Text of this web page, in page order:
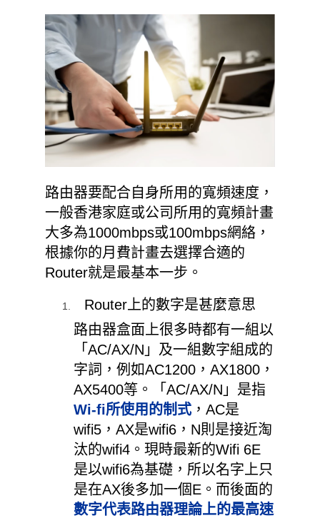
路由器要配合自身所用的寬頻速度，
一般香港家庭或公司所用的寬頻計畫
大多為1000mbps或100mbps網絡，
根據你的月費計畫去選擇合適的
Router就是最基本一步。
Router上的數字是甚麼意思
路由器盒面上很多時都有一組以
「AC/AX/N」及一組數字組成的
字詞，例如AC1200，AX1800，
AX5400等。「AC/AX/N」是指
Wi-fi所使用的制式，AC是
wifi5，AX是wifi6，N則是接近淘
汰的wifi4。現時最新的Wifi 6E
是以wifi6為基礎，所以名字上只
是在AX後多加一個E 。而後面的
數字代表路由器理論上的最高速